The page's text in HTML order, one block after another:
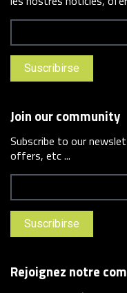
Join our community
Subscribe to our
offers, etc ...
Rejoignez notre